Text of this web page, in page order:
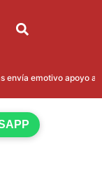
envía emotivo apoyo a
de 2026
Rodríguez
brilló con
gol y